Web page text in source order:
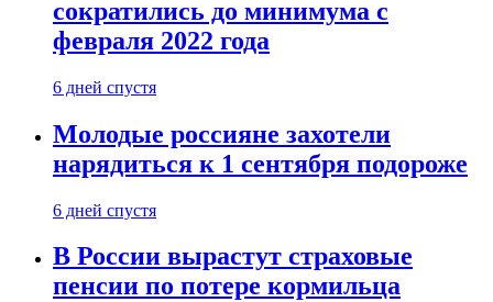
сократились до минимума с
февраля 2022 года
6 дней спустя
Молодые россияне захотели
нарядиться к 1 сентября подороже
6 дней спустя
В России вырастут страховые
пенсии по потере кормильца